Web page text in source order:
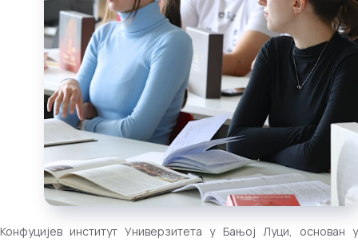
Конфуцијев институт Универзитета у Бањој Луци, основан у